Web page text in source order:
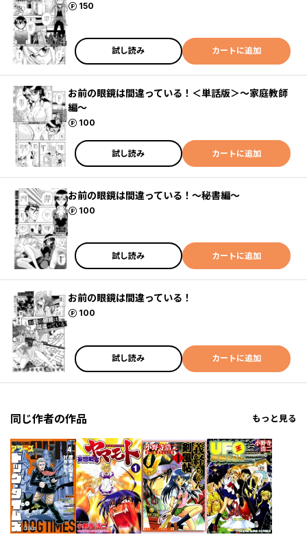
150
ポイント
試し読み カートに追加
お前の眼鏡は間違っている！＜単話版＞～家庭教師
編～
100
ポイント
試し読み カートに追加
お前の眼鏡は間違っている！～秘書編～
100
ポイント
試し読み カートに追加
お前の眼鏡は間違っている！
100
ポイント
試し読み カートに追加
同じ作者の作品 もっと見る